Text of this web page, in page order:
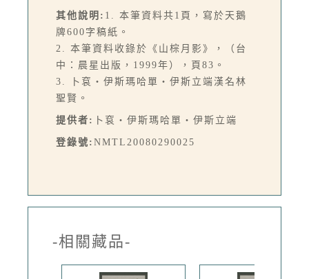
其他說明: 1. 本筆資料共1頁，寫於天鵝
牌600字稿紙。
2. 本筆資料收錄於《山棕月影》，（台
中：晨星出版，1999年），頁83。
3. 卜袞‧伊斯瑪哈單‧伊斯立端漢名林
聖賢。
提供者: 卜袞‧伊斯瑪哈單‧伊斯立端
登錄號: NMTL20080290025
-相關藏品-